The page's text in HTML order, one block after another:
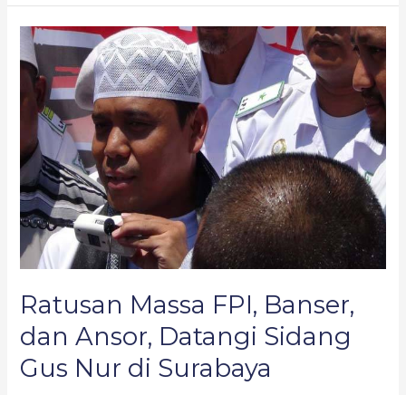
Ratusan Massa FPI, Banser,
dan Ansor, Datangi Sidang
Gus Nur di Surabaya
Ratusan
Massa
FPI,
Banser,
dan
Ansor,
Datangi
Sidang
Gus
Nur
di
Surabaya